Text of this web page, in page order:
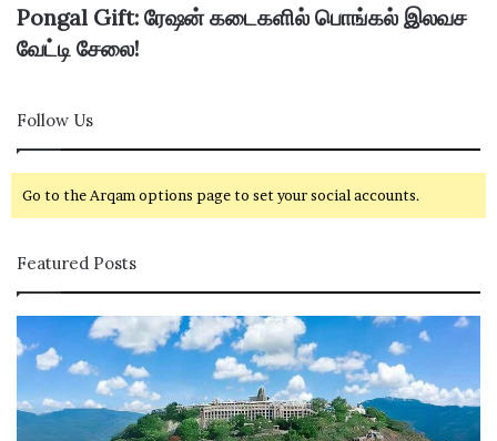
Pongal Gift: ரேஷன் கடைகளில் பொங்கல் இலவச
வேட்டி சேலை!
Follow Us
Go to the Arqam options page to set your social accounts.
Featured Posts
ழ
மு